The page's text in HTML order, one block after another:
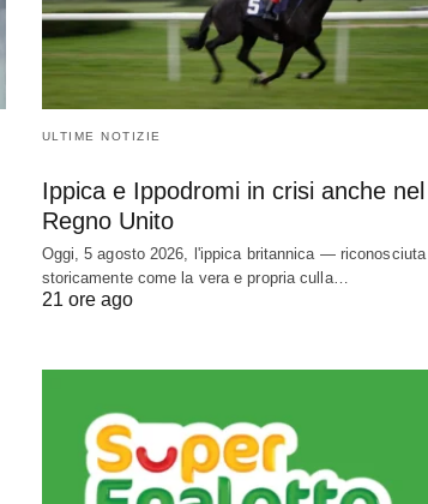
ULTIME NOTIZIE
Ippica e Ippodromi in crisi anche nel
Regno Unito
Oggi, 5 agosto 2026, l'ippica britannica — riconosciuta
storicamente come la vera e propria culla…
21 ore ago